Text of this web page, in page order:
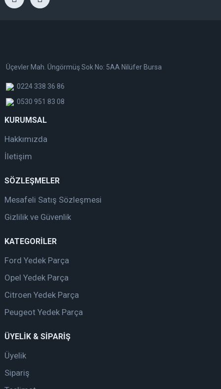
Üçevler Mah. Üngörmüş Sok No: 5AA Nilüfer Bursa
0224 338 36 86
0530 951 83 08
KURUMSAL
Hakkımızda
İletişim
SÖZLEŞMELER
Mesafeli Satış Sözleşmesi
Gizlilik ve Güvenlik
KATEGORİLER
Ford Yedek Parça
Opel Yedek Parça
Citroen Yedek Parça
Peugeot Yedek Parça
ÜYELİK & SİPARİŞ
Üyelik
Sipariş